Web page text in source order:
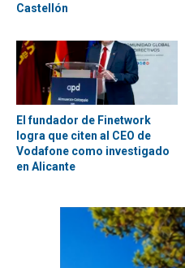
Castellón
El fundador de Finetwork
logra que citen al CEO de
Vodafone como investigado
en Alicante